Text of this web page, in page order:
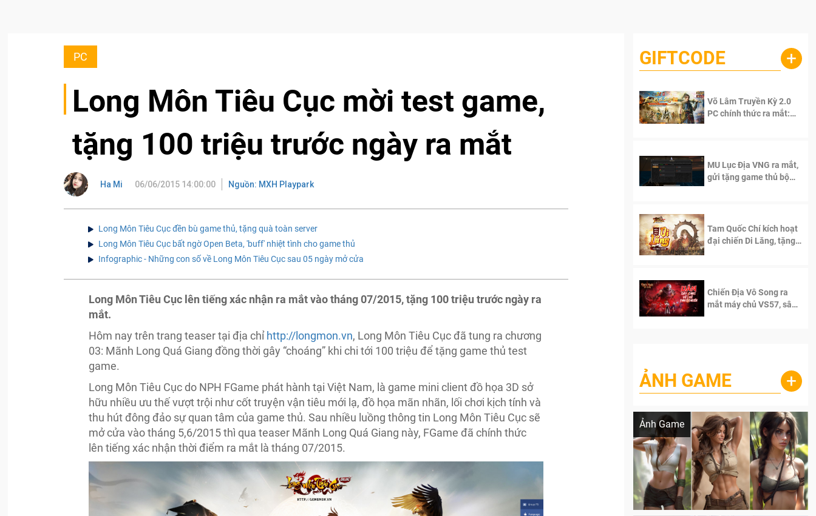
PC
Long Môn Tiêu Cục mời test game,
tặng 100 triệu trước ngày ra mắt
Ha Mi 06/06/2015 14:00:00 Nguồn: MXH Playpark
Long Môn Tiêu Cục đền bù game thủ, tặng quà toàn server
Long Môn Tiêu Cục bất ngờ Open Beta, 'buff' nhiệt tình cho game thủ
Infographic - Những con số về Long Môn Tiêu Cục sau 05 ngày mở cửa
Long Môn Tiêu Cục lên tiếng xác nhận ra mắt vào tháng 07/2015, tặng 100 triệu trước ngày ra
mắt.
Hôm nay trên trang teaser tại địa chỉ http://longmon.vn, Long Môn Tiêu Cục đã tung ra chương
03: Mãnh Long Quá Giang đồng thời gây “choáng” khi chi tới 100 triệu để tặng game thủ test
game.
Long Môn Tiêu Cục do NPH FGame phát hành tại Việt Nam, là game mini client đồ họa 3D sở
hữu nhiều ưu thế vượt trội như cốt truyện vận tiêu mới lạ, đồ họa mãn nhãn, lối chơi kịch tính và
thu hút đông đảo sự quan tâm của game thủ. Sau nhiều luồng thông tin Long Môn Tiêu Cục sẽ
mở cửa vào tháng 5,6/2015 thì qua teaser Mãnh Long Quá Giang này, FGame đã chính thức
lên tiếng xác nhận thời điểm ra mắt là tháng 07/2015.
GIFTCODE +
Võ Lâm Truyền Kỳ 2.0
PC chính thức ra mắt:
MU Lục Địa VNG ra mắt,
gửi tặng game thủ bộ
Tam Quốc Chí kích hoạt
đại chiến Di Lăng, tặng
Chiến Địa Vô Song ra
mắt máy chủ VS57, sân
ẢNH GAME +
Ảnh Game
Lala Croft vừa nóng vừa xinh dưới nét vẽ
Khi AI Cosplay gái đẹp One Piece